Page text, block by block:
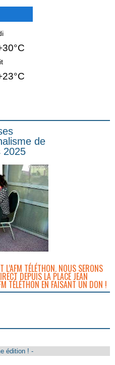
de
2025
TÉLÉTHON. NOUS SERONS
DEPUIS LA PLACE JEAN
TÉLÉTHON EN FAISANT UN DON !
édition ! -